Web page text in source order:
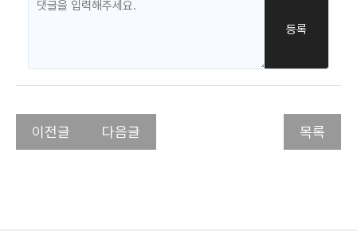
이전글 다음글 목록